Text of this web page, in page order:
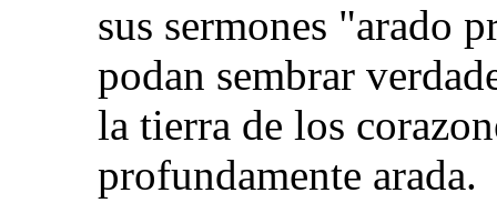
sus sermones "arado
podan sembrar
la tierra de los
profundamente arada.